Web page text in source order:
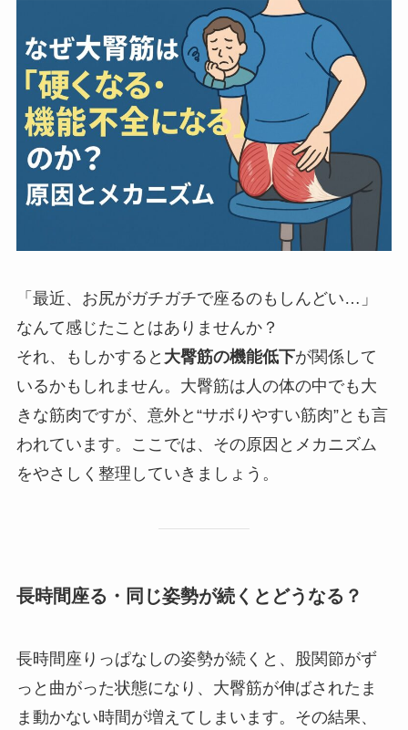
「最近、お尻がガチガチで座るのもしんどい…」
なんて感じたことはありませんか？
それ、もしかすると 大臀筋の機能低下が関係して
いるかもしれません。大臀筋は人の体の中でも大
きな筋肉ですが、意外と“サボりやすい筋肉”とも言
われています。ここでは、その原因とメカニズム
をやさしく整理していきましょう。
長時間座る・同じ姿勢が続くとどうなる？
長時間座りっぱなしの姿勢が続くと、股関節がず
っと曲がった状態になり、大臀筋が伸ばされたま
ま動かない時間が増えてしまいます。その結果、